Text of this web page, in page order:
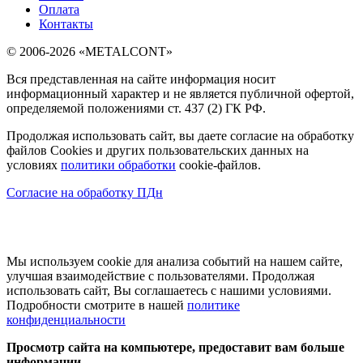
Оплата
Контакты
© 2006-2026 «METALCONT»
Вся представленная на сайте информация носит
информационный характер и не является публичной офертой,
определяемой положениями ст. 437 (2) ГК РФ.
Продолжая использовать сайт, вы даете согласие на обработку
файлов Cookies и других пользовательских данных на
условиях политики обработки cookie-файлов.
Согласие на обработку ПДн
Мы используем cookie для анализа событий на нашем сайте,
улучшая взаимодействие с пользователями. Продолжая
использовать сайт, Вы соглашаетесь с нашими условиями.
Подробности смотрите в нашей политике
конфиденциальности
Просмотр сайта на компьютере, предоставит вам больше